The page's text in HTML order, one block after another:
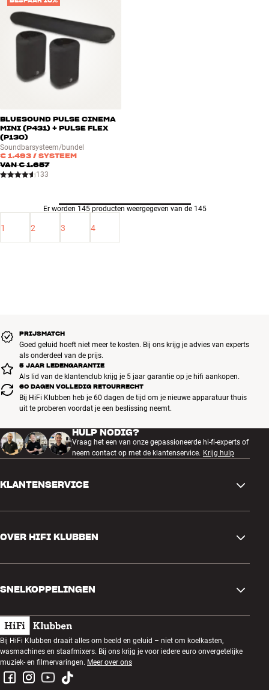
BLUESOUND PULSE CINEMA
MINI (P431) + PULSE FLEX
(P130)
Soundbarsysteem/bundel
€ 1.493 / SYSTEEM
VAN€ 1.657
133
Er worden 145 producten weergegeven van de 145
1 2 3 4
PRIJSMATCH
Goed geluid hoeft niet meer te kosten. Bij ons krijg je advies van experts
als onderdeel van de prijs.
5 JAAR LEDENGARANTIE
Als lid van de klantenclub krijg je 5 jaar garantie op je hifi aankopen.
60 DAGEN VOLLEDIG RETOURRECHT
Bij HiFi Klubben heb je 60 dagen de tijd om je nieuwe apparatuur thuis
uit te proberen voordat je een beslissing neemt.
HULP NODIG?
Vraag het een van onze gepassioneerde hi-fi-experts of
neem contact op met de klantenservice. Krijg hulp
KLANTENSERVICE
Ruilen en retourneren
Bestelling herroepen
Algemene voorwaarden
Privacybeleid
OVER HIFI KLUBBEN
Klantenclub
Luisteravond
Prijsvragen
Werken bij HiFi Klubben
SNELKOPPELINGEN
Cadeaubonnen
Bouwen met geluid
Montage en installatie
Bij HiFi Klubben draait alles om beeld en geluid – niet om koelkasten,
wasmachines en staafmixers. Bij ons krijg je voor iedere euro onvergetelijke
muziek- en filmervaringen. Meer over ons